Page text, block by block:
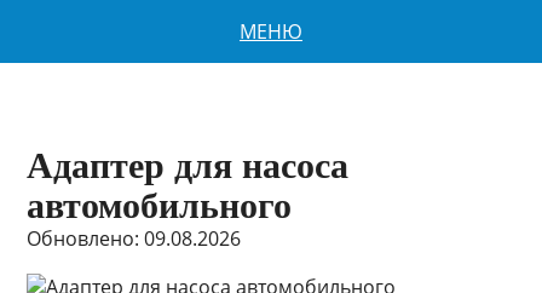
МЕНЮ
Адаптер для насоса
автомобильного
Обновлено: 09.08.2026